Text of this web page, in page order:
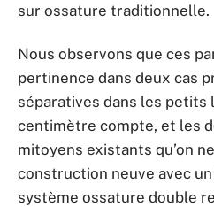
sur ossature traditionnelle.
Nous observons que ces
pertinence dans deux cas
séparatives dans les petits
centimètre compte, et les
mitoyens existants qu’on
construction neuve avec
système ossature double